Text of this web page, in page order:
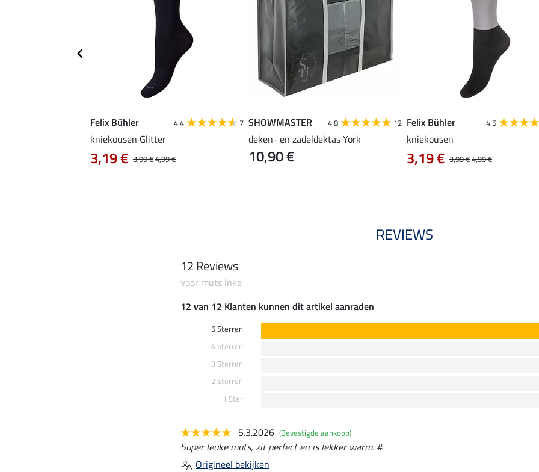
Felix Bühler 4.4 7
kniekousen Glitter
3,99 €4,99 €
3,19 €
SHOWMASTER 4.8 12
deken- en zadeldektas York
10,90 €
Felix Bühler 4.5
kniekousen
3,99 €4,99 €
3,19 €
REVIEWS
12 Reviews
voor muts Inke
12 van 12 Klanten kunnen dit artikel aanraden
5 Sterren
4 Sterren
3 Sterren
2 Sterren
1 Ster
5.3.2026 (Bevestigde aankoop)
Super leuke muts, zit perfect en is lekker warm. #
Origineel bekijken